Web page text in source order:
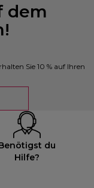
dem
Sie 10 % auf Ihren
du
Hilfe?